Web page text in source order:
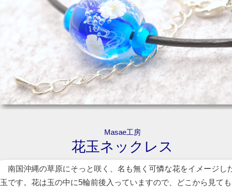
Masae工房
花玉ネックレス
南国沖縄の草原にそっと咲く、名も無く可憐な花をイメージし
玉です。花は玉の中に5輪前後入っていますので、どこから見て